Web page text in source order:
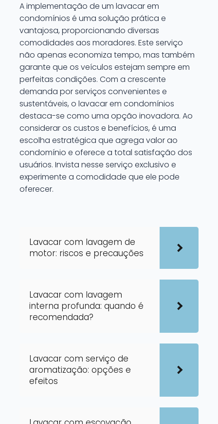
A implementação de um lavacar em
condomínios é uma solução prática e
vantajosa, proporcionando diversas
comodidades aos moradores. Este serviço
não apenas economiza tempo, mas também
garante que os veículos estejam sempre em
perfeitas condições. Com a crescente
demanda por serviços convenientes e
sustentáveis, o lavacar em condomínios
destaca-se como uma opção inovadora. Ao
considerar os custos e benefícios, é uma
escolha estratégica que agrega valor ao
condomínio e oferece a total satisfação dos
usuários. Invista nesse serviço exclusivo e
experimente a comodidade que ele pode
oferecer.
Lavacar com lavagem de
motor: riscos e precauções
Lavacar com lavagem
interna profunda: quando é
recomendada?
Lavacar com serviço de
aromatização: opções e
efeitos